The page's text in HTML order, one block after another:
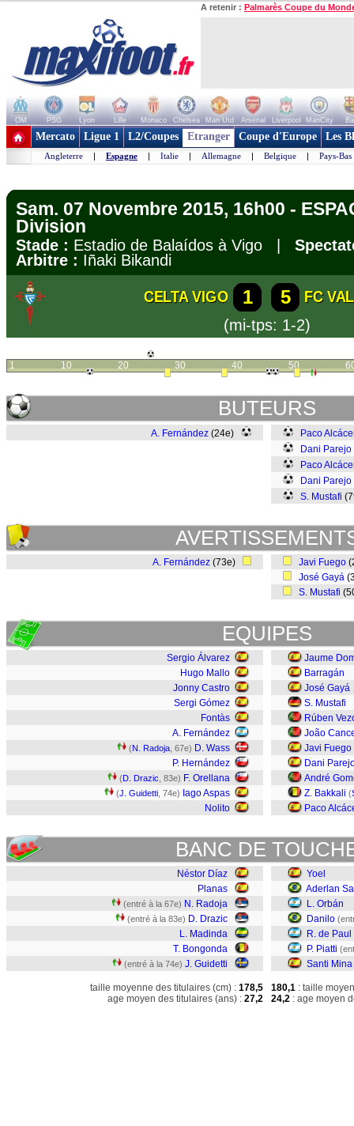
A retenir : Palmarès Coupe du
OM PSG Lyon Lille Monaco Chelsea Man Utd Arsenal Liverpool ManCity
+ de clubs
Mercato Ligue 1 L2/Coupes Etranger Coupe d'Europe Les
Angleterre | Espagne | Italie | Allemagne | Belgique | Pays-Bas
Sam. 07 Novembre 2015, 16h00 -
Division
Stade : Estadio de Balaídos à Vigo |
Arbitre : Iñaki Bikandi
CELTA VIGO 1 5
FC
(mi-tps: 1-2)
1 10 20 30 40 50
BUTEURS
A. Fernández (24e)
Paco
Dani Parejo
Paco
Dani Parejo
S. Mustafi
A. Fernández (73e) Javi Fuego
José Gayá
S. Mustafi
EQUIPES
Sergio Álvarez
Hugo Mallo
Jonny Castro
Sergi Gómez
Fontàs
A. Fernández
(N. Radoja , 67e) D. Wass
P. Hernández
(D. Drazic , 83e) F. Orellana
(J. Guidetti , 74e) Iago Aspas
Nolito
Jaume
Barragán
José Gayá
S. Mustafi
Rúben
João
Javi Fuego
Dani
André
Z. Bakkali (
Paco
BANC DE
Néstor Díaz
Planas
(entré à la 67e) N. Radoja
(entré à la 83e) D. Drazic
L. Madinda
T. Bongonda
(entré à la 74e) J. Guidetti
taille moyenne des titulaires (cm) : 178,5
age moyen des titulaires (ans) : 27,2
Yoel
Aderlan
L. Orbán
Danilo
R. de Paul
P. Piatti
Santi Mina
180,1 : taille
24,2 : age moyen